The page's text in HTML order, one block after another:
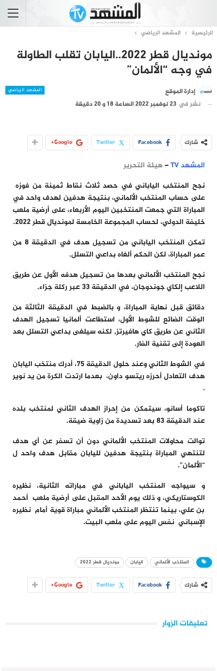
الرئيسية المشهد الرياضي
مونديال قطر 2022..اليابان تقلب الطاولة
في وجه “الألمان”
المشهد الرياضي
إدارة الموقع
نشر في 23 نوفمبر 2022 الساعة 18 و 20 دقيقة
شارك Facebook
Twitter
Google+
المشهد TV – هيئة التحرير
نجح المنتخب الياباني في حصد ثلاث نقاط ثمينة من فوزه
على حساب المنتخب الألماني، بنتيجة هدفين لهدف واحد في
المباراة التي جمعت المنتخبين اليوم الأربعاء، على أرضية ملعب
خليفة الدولي، لحساب المجموعة الخامسة لمونديال قطر 2022.
تمكن المنتخب الياباني من تسجيل هدف في الدقيقة 8 من
عمر المباراة، لكن الحكم ألغاه بداعي التسلل.
نجح المنتخب الألماني بعدها من تسجيل هدفه الأول عن طريق
اللاعب إلكاي جوندوجان، في الدقيقة 33 عبر ركلة جزاء.
دقائق قبل نهاية المباراة، و بالضبط في الدقيقة الثالثة من
الوقت الضائع للشوط الأول، استطاعت ألمانيا تسجيل الهدف
الثاني عن طريق كاي هافيرتز, لكنه سيلغى بداعي التسلل بعد
العودة إلى تقنية الفار.
في الشوط الثاني وعند حلول الدقيقة 75، أدرك منتخب اليابان
هدف التعادل أحرزه ريتسو داون، بعدما ارتدت الكرة من يد نوير
.
تاكوما أسانو، سيتمكن من إحراز الهدف الثاني لمنتخب بلده
عند الدقيقة 83 بعد تسديدة من زاوية ضيقة.
توالت محاولات المنتخب الألماني دون أن تسفر عن أي هدف
لتنتهي المباراة بنتيجة هدفين لليابان مقابل هدف واحد ل
“الألمان”.
و سيواجه المنتخب الياباني في مباراته الثانية، نظيره
الكوستاريكي، و ذلك يوم الأحد المقبل على أرضية ملعب أحمد
بن علي، بينما تنتظر المنتخب الألماني مباراة قوية أمام نظيره
الإسباني نفس اليوم على ملعب البيت.
المنتخب الألماني اليابان مونديال قطر 2022
شارك Facebook
Twitter
Google+
تعليقات الزوار